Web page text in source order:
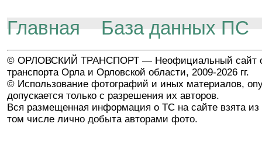
Главная
База данных ПС
© ОРЛОВСКИЙ ТРАНСПОРТ — Неофициальный сайт
транспорта Орла и Орловской области, 2009-2026 гг.
© Использование фотографий и иных материалов,
допускается только с разрешения их авторов.
Вся размещенная информация о ТС на сайте взята из
том числе лично добыта авторами фото.